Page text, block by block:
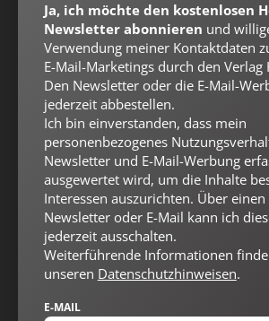
AGB und Widerrufsbelehrung Datenschutz
Impressum
Vertrag widerrufen
Ja, ich möchte den kostenlosen
Newsletter abonnieren und
Verwendung meiner Kontaktdaten
E-Mail-Marketings durch den Verlag
Den Newsletter oder die E-Mail-
jederzeit abbestellen.
Ich bin einverstanden, dass mein
personenbezogenes
Newsletter und E-Mail-Werbung
ausgewertet wird, um die Inhalte
Interessen auszurichten. Über
Newsletter oder E-Mail kann ich
jederzeit ausschalten.
Weiterführende Informationen
unseren Datenschutzhinweisen.
E-MAIL